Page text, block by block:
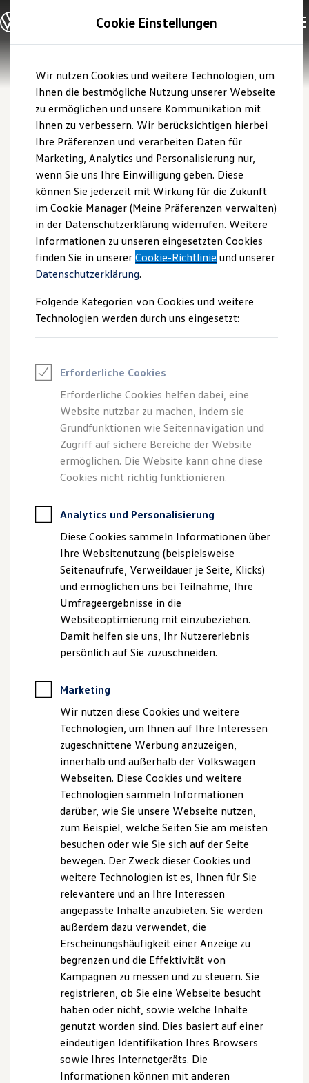
Hauptinhalt
springen
Footer
springen
Modelle und Konfigurator
Konfigurator
Modelle vergleichen
Elektroautos
ENERGY Sondermodelle
Nutzfahrzeuge
SUV und CUV
Familienautos
Kombis
Kompaktwagen
Sportwagen
Schnell verfügbare Fahrzeuge
Angebote und Produkte
Aktuelle Angebote
E-Auto-Förderung
Volkswagen Marktplatz
Die ENERGY Sondermodelle
Junge Gebrauchtwagen und Gebrauchtwagen
Volkswagen Zertifizierte Gebrauchtwagen
Elektromobilität bei Gebrauchtwagen
Saisonangebote
Reifenpakete
Leasing
Leasing-Angebote
Elektroauto Leasing
Kleinwagen-Leasing
Leasing ohne Anzahlung
Finanzierung
Autokredit mit Schlussrate
Versicherungen und Garantien
Kfz-Versicherung
Restschuldversicherungen
Garantien
Professional Class bei Volkswagen
Behörden
Direktkunden
Sonderfahrzeuge
Anpfiff zum Gewinn
Elektromobilität
Elektroautos
ID. Tutorials
Elektrofahrzeugkonzepte
ID. EVERY1
Reichweite
Rekuperation
Laden unterwegs
Laden Zuhause
Ladestationen finden
Ladezeitensimulator
Batterie
Sicherheit
Nachhaltigkeit
Technologie
Kosten und Kauf
Verbrauchskosten
Kaufoptionen
E-Auto-Förderung
Software und Konnektivität
Die ID. Software 6
ID. Software Versionen und Updates
Digitale Extras
Schnittstellen zu Ihrem ID.
Marke und Erlebnis
Volkswagen R und R Experience
R-Modelle
R Experience
Driving Experience
Volkswagen entdecken
Werkbesichtigung
Lifestyle Shop
T-Roc Kollektion
Golf Kollektion
Cookie Einstellungen
Wir nutzen Cookies und weitere Technologien, um
Ihnen die bestmögliche Nutzung unserer Webseite
zu ermöglichen und unsere Kommunikation mit
Ihnen zu verbessern. Wir berücksichtigen hierbei
Ihre Präferenzen und verarbeiten Daten für
Marketing, Analytics und Personalisierung nur,
wenn Sie uns Ihre Einwilligung geben. Diese
können Sie jederzeit mit Wirkung für die Zukunft
im Cookie Manager (Meine Präferenzen verwalten)
in der Datenschutzerklärung widerrufen. Weitere
Informationen zu unseren eingesetzten Cookies
finden Sie in unsererCookie-Richtlinie und unserer
Datenschutzerklärung.
Folgende Kategorien von Cookies und weitere
Technologien werden durch uns eingesetzt:
Erforderliche Cookies
Erforderliche Cookies helfen dabei, eine
Website nutzbar zu machen, indem sie
Grundfunktionen wie Seitennavigation und
Zugriff auf sichere Bereiche der Website
ermöglichen. Die Website kann ohne diese
Cookies nicht richtig funktionieren.
Analytics und Personalisierung
Diese Cookies sammeln Informationen über
Ihre Websitenutzung (beispielsweise
Seitenaufrufe, Verweildauer je Seite, Klicks)
und ermöglichen uns bei Teilnahme, Ihre
Umfrageergebnisse in die
Websiteoptimierung mit einzubeziehen.
Damit helfen sie uns, Ihr Nutzererlebnis
persönlich auf Sie zuzuschneiden.
Marketing
Wir nutzen diese Cookies und weitere
Technologien, um Ihnen auf Ihre Interessen
zugeschnittene Werbung anzuzeigen,
innerhalb und außerhalb der Volkswagen
Webseiten. Diese Cookies und weitere
Technologien sammeln Informationen
darüber, wie Sie unsere Webseite nutzen,
zum Beispiel, welche Seiten Sie am meisten
besuchen oder wie Sie sich auf der Seite
bewegen. Der Zweck dieser Cookies und
weitere Technologien ist es, Ihnen für Sie
relevantere und an Ihre Interessen
angepasste Inhalte anzubieten. Sie werden
außerdem dazu verwendet, die
Erscheinungshäufigkeit einer Anzeige zu
begrenzen und die Effektivität von
Kampagnen zu messen und zu steuern. Sie
registrieren, ob Sie eine Webseite besucht
haben oder nicht, sowie welche Inhalte
genutzt worden sind. Dies basiert auf einer
eindeutigen Identifikation Ihres Browsers
sowie Ihres Internetgeräts. Die
Informationen können mit anderen